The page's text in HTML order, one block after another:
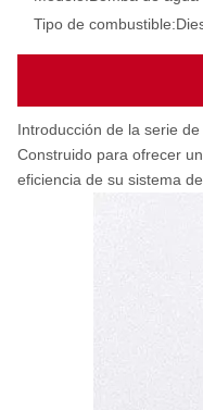
Tipo de combustible:
Introducción de la serie
Construido para ofrecer
eficiencia de su sistema